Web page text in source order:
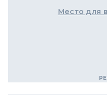
Место для